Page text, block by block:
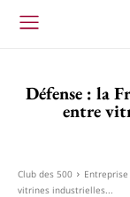
Défense : la
entre
Club des 500 Entreprise
vitrines industrielles...